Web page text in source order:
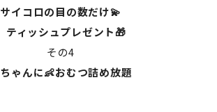
サイコロの目の数だけ💫
ティッシュプレゼント🎁
その4
ゃんに👶おむつ詰め放題